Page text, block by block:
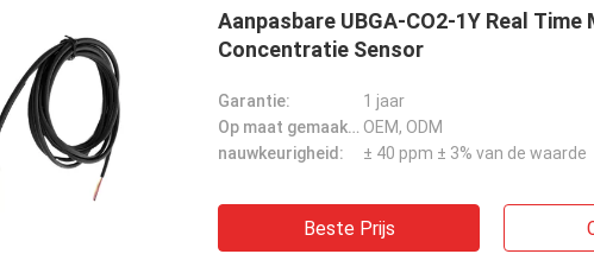
Aanpasbare UBGA-CO2-1Y Real
Concentratie Sensor
Garantie:
1 jaar
Op maat gemaakte ondersteuning: OEM, ODM
nauwkeurigheid:
± 40 ppm ± 3% van de waarde
Beste Prijs